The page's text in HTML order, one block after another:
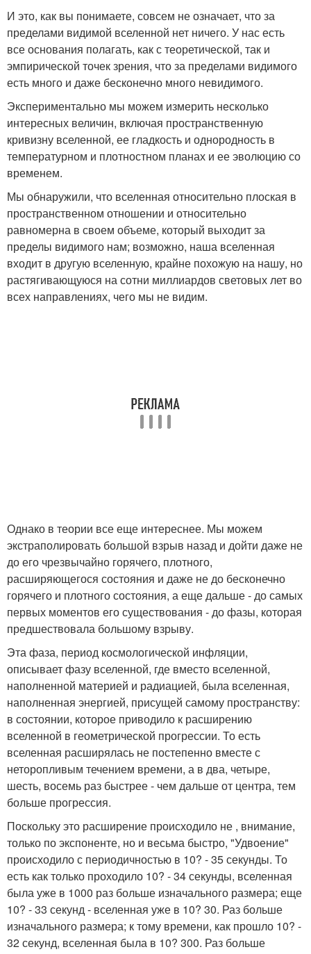
И это, как вы понимаете, совсем не означает, что за
пределами видимой вселенной нет ничего. У нас есть
все основания полагать, как с теоретической, так и
эмпирической точек зрения, что за пределами видимого
есть много и даже бесконечно много невидимого.
Экспериментально мы можем измерить несколько
интересных величин, включая пространственную
кривизну вселенной, ее гладкость и однородность в
температурном и плотностном планах и ее эволюцию со
временем.
Мы обнаружили, что вселенная относительно плоская в
пространственном отношении и относительно
равномерна в своем объеме, который выходит за
пределы видимого нам; возможно, наша вселенная
входит в другую вселенную, крайне похожую на нашу, но
растягивающуюся на сотни миллиардов световых лет во
всех направлениях, чего мы не видим.
Однако в теории все еще интереснее. Мы можем
экстраполировать большой взрыв назад и дойти даже не
до его чрезвычайно горячего, плотного,
расширяющегося состояния и даже не до бесконечно
горячего и плотного состояния, а еще дальше - до самых
первых моментов его существования - до фазы, которая
предшествовала большому взрыву.
Эта фаза, период космологической инфляции,
описывает фазу вселенной, где вместо вселенной,
наполненной материей и радиацией, была вселенная,
наполненная энергией, присущей самому пространству:
в состоянии, которое приводило к расширению
вселенной в геометрической прогрессии. То есть
вселенная расширялась не постепенно вместе с
неторопливым течением времени, а в два, четыре,
шесть, восемь раз быстрее - чем дальше от центра, тем
больше прогрессия.
Поскольку это расширение происходило не , внимание,
только по экспоненте, но и весьма быстро, "Удвоение"
происходило с периодичностью в 10? - 35 секунды. То
есть как только проходило 10? - 34 секунды, вселенная
была уже в 1000 раз больше изначального размера; еще
10? - 33 секунд - вселенная уже в 10? 30. Раз больше
изначального размера; к тому времени, как прошло 10? -
32 секунд, вселенная была в 10? 300. Раз больше